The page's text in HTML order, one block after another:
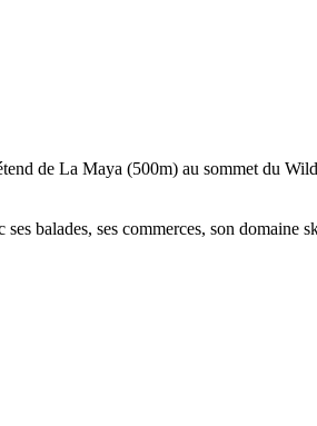
de La Maya (500m) au sommet du
balades, ses commerces, son domaine